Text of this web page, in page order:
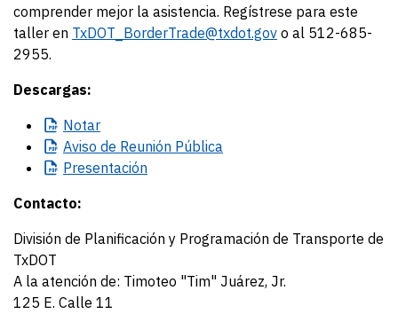
comprender mejor la asistencia. Regístrese para este
taller en TxDOT_BorderTrade@txdot.gov o al 512-685-
2955.
Descargas:
Notar
Aviso de Reunión Pública
Presentación
Contacto:
División de Planificación y Programación de Transporte de
TxDOT
A la atención de: Timoteo "Tim" Juárez, Jr.
125 E. Calle 11